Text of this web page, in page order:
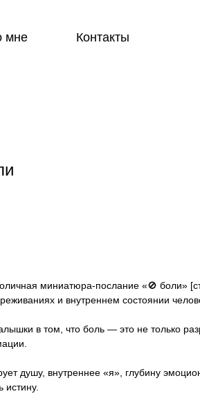
мне Контакты
миниатюра-послание «🚫 боли»
и внутреннем состоянии
в том, что боль — это не только
душу, внутреннее «я», глубину
истину.